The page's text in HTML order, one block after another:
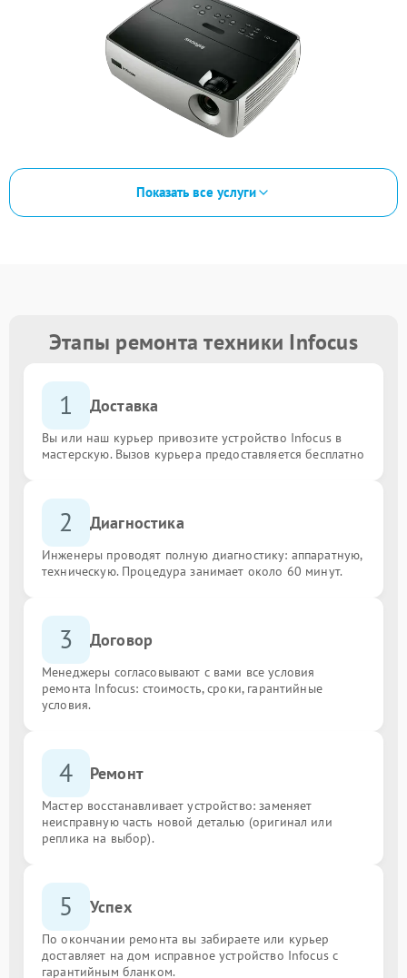
Показать все услуги
Этапы ремонта техники Infocus
1 Доставка
Вы или наш курьер привозите устройство Infocus в
мастерскую. Вызов курьера предоставляется бесплатно
2 Диагностика
Инженеры проводят полную диагностику: аппаратную,
техническую. Процедура занимает около 60 минут.
3 Договор
Менеджеры согласовывают с вами все условия
ремонта Infocus: стоимость, сроки, гарантийные
условия.
4 Ремонт
Мастер восстанавливает устройство: заменяет
неисправную часть новой деталью (оригинал или
реплика на выбор).
5 Успех
По окончании ремонта вы забираете или курьер
доставляет на дом исправное устройство Infocus с
гарантийным бланком.